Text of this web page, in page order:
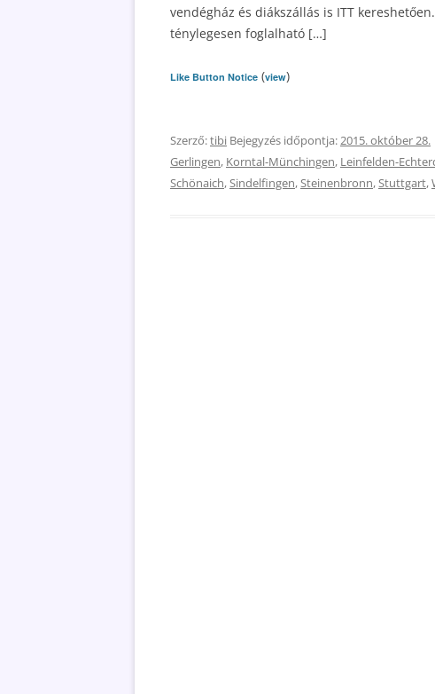
vendégház és diákszállás is ITT
ténylegesen foglalható […]
Like Button Notice (view)
Szerző:tibi Bejegyzés időpontja:2015. október 28.
Gerlingen, Korntal-Münchingen, Leinfelden-
Schönaich,Sindelfingen,Steinenbronn,Stuttgart,